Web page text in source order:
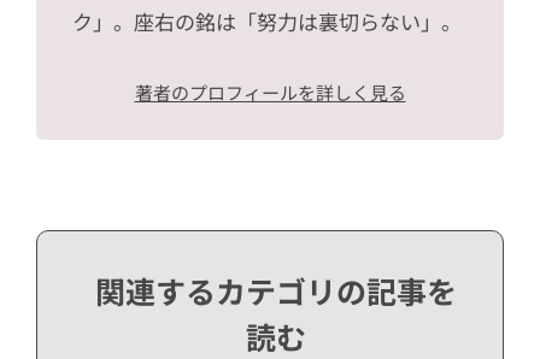
ク」。座右の銘は「努力は裏切らない」。
著者のプロフィールを詳しく見る
関連するカテゴリの記事を
読む